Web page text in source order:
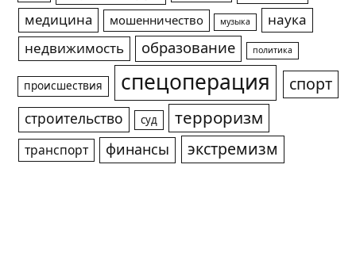
медицина
мошенничество музыка
наука
недвижимость
образование политика
происшествия спецоперация спорт
строительство суд терроризм
транспорт финансы экстремизм